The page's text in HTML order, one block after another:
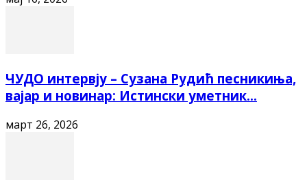
ЧУДО интервју – Сузана Рудић песникиња,
вајар и новинар: Истински уметник...
март 26, 2026